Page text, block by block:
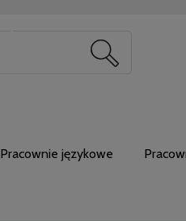
Pracownie językowe